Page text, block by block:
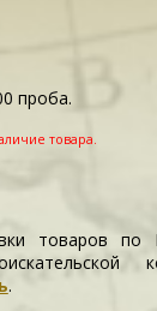
проба.
товара.
товаров
.